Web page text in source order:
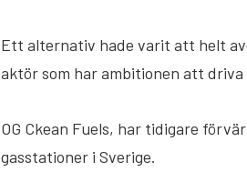
Ett alternativ hade varit att helt
aktör som har ambitionen att
OG Ckean Fuels, har tidigare
gasstationer i Sverige.